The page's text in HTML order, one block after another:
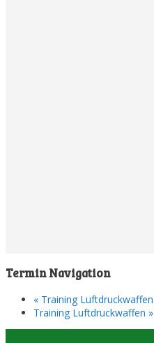
Termin Navigation
« Training Luftdruckwaffen
Training Luftdruckwaffen »